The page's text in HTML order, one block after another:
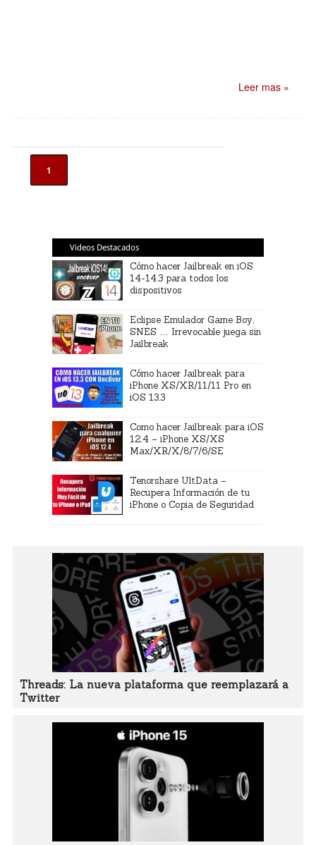
Leer mas »
1
Videos Destacados
Cómo hacer Jailbreak en iOS
14-14.3 para todos los
dispositivos
Eclipse Emulador Game Boy,
SNES … Irrevocable juega sin
Jailbreak
Cómo hacer Jailbreak para
iPhone XS/XR/11/11 Pro en
iOS 13.3
Como hacer Jailbreak para iOS
12.4 – iPhone XS/XS
Max/XR/X/8/7/6/SE
Tenorshare UltData –
Recupera Información de tu
iPhone o Copia de Seguridad
Threads: La nueva plataforma que reemplazará a
Twitter